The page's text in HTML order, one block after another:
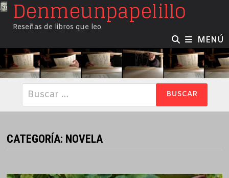
SaltarDenmeunpapelillo
Reseñas de libros que leo
MENÚ
Buscar:
CATEGORÍA: NOVELA